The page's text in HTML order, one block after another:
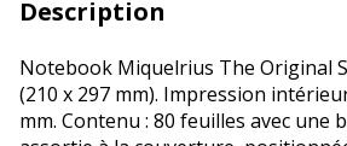
Description
Notebook Miquelrius The Original
(210 x 297 mm). Impression
mm. Contenu : 80 feuilles avec une